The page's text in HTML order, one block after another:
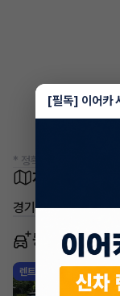
* 정확한 정보는 판매자
차량 위치
경기 평택시 동삭동
동일 차종 이
렌트
[필독] 이어카